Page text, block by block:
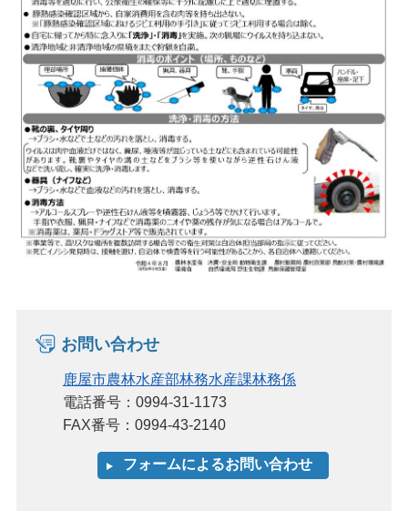
お問い合わせ
鹿屋市農林水産部林務水産課林務係
電話番号：0994-31-1173
FAX番号：0994-43-2140